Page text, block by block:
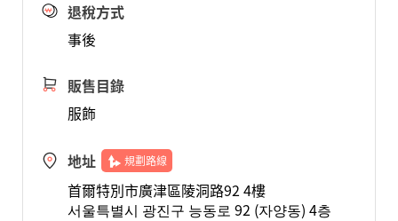
退稅方式
事後
販售目錄
服飾
地址 規劃路線
首爾特別市廣津區陵洞路92 4樓
서울특별시 광진구 능동로 92 (자양동) 4층